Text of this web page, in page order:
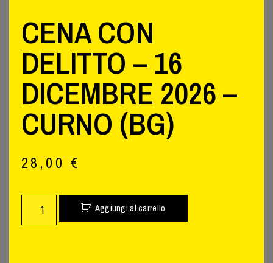
CENA CON
DELITTO – 16
DICEMBRE 2026 –
CURNO (BG)
28,00 €
Aggiungi al carrello